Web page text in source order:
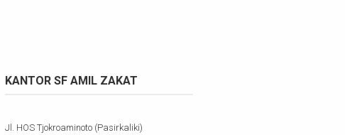
KANTOR SF AMIL ZAKAT
Jl. HOS Tjokroaminoto (Pasirkaliki)